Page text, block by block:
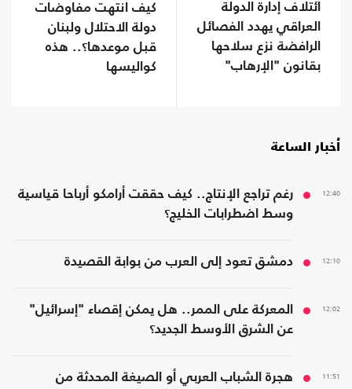
ائتلاف إدارة الدولة
العراقي يهدد الفصائل
الرافضة نزع سلاحها
بقانون "الإرهاب"
كيف انتهت مفاوضات
دولة الاحتلال ولبنان
قبل موعدها؟.. هذه
كواليسها
أخبار الساعة
12:40
رغم تراجع الإنتاج.. كيف حققت أرامكو أرباحا قياسية
وسط اضطرابات الخليج؟
12:10 دمشق تعود إلى العرب من بوابة القصيدة
12:02
المعركة على الممر.. هل يمكن إقصاء "إسرائيل"
عن الشرق الأوسط الجديد؟
11:51
هجرة الشباب العربي أو الصيغة المحدثة من